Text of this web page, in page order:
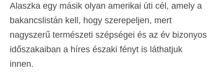
Alaszka egy másik olyan amerikai úti cél, amely a
bakancslistán kell, hogy szerepeljen, mert
nagyszerű természeti szépségei és az év bizonyos
időszakaiban a híres északi fényt is láthatjuk
innen.